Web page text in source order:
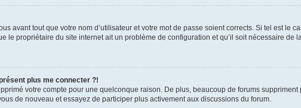
avant tout que votre nom d’utilisateur et votre mot de passe soient corrects. Si tel est le
le propriétaire du site internet ait un problème de configuration et qu’il soit nécessaire de
plus me connecter ?!
votre compte pour une quelconque raison. De plus, beaucoup de forums
de nouveau et essayez de participer plus activement aux discussions du forum.